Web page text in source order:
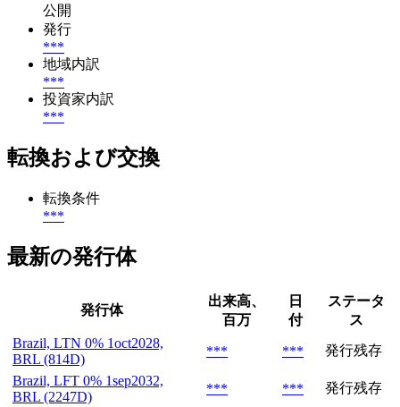
公開
発行
***
地域内訳
***
投資家内訳
***
転換および交換
転換条件
***
最新の発行体
発行体
出来高、
百万
日
付
ステータ
ス
Brazil, LTN 0% 1oct2028,
BRL (814D)
*** ***
発行残存
Brazil, LFT 0% 1sep2032,
BRL (2247D)
*** ***
発行残存